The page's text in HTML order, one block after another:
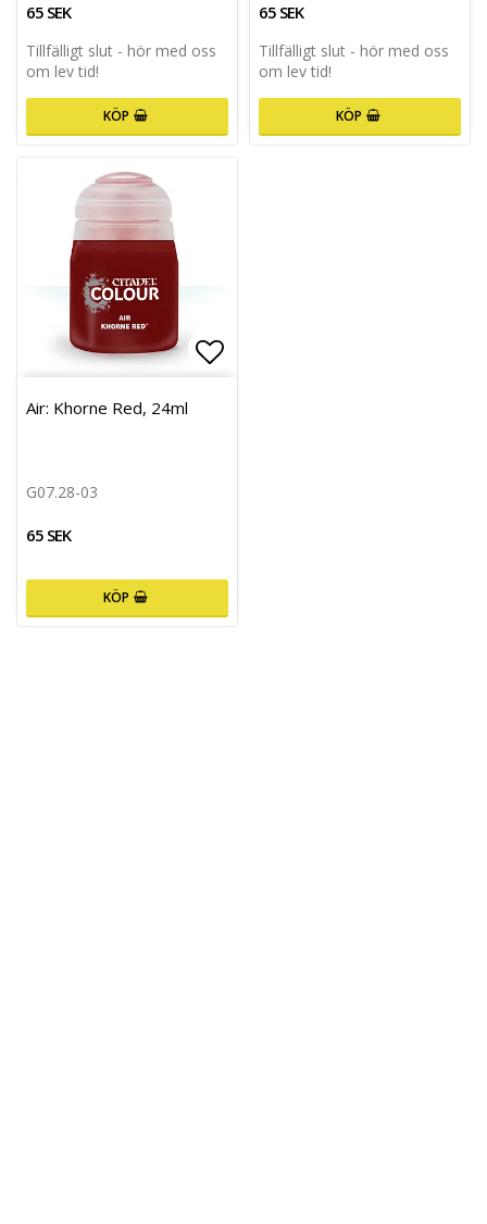
65 SEK
Tillfälligt slut - hör med oss
om lev tid!
KÖP
65 SEK
Tillfälligt slut - hör med oss
om lev tid!
KÖP
Air: Khorne Red, 24ml
G07.28-03
65 SEK
KÖP